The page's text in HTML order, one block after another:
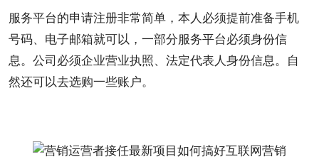
服务平台的申请注册非常简单，本人必须提前准备手机
号码、电子邮箱就可以，一部分服务平台必须身份信
息。公司必须企业营业执照、法定代表人身份信息。自
然还可以去选购一些账户。